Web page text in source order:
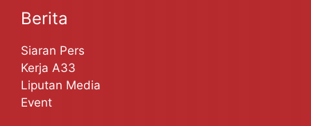
Berita
Siaran Pers
Kerja A33
Liputan Media
Event